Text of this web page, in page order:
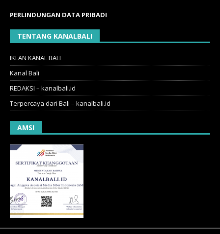
PERLINDUNGAN DATA PRIBADI
TENTANG KANALBALI
IKLAN KANAL BALI
Kanal Bali
REDAKSI – kanalbali.id
Terpercaya dari Bali – kanalbali.id
AMSI